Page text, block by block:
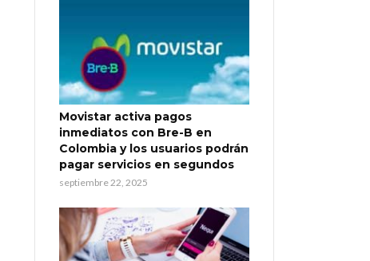
Movistar activa pagos
inmediatos con Bre-B en
Colombia y los usuarios podrán
pagar servicios en segundos
septiembre 22, 2025